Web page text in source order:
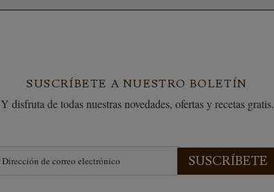
SUSCRÍBETE A NUESTRO BOLETÍN
Y disfruta de todas nuestras novedades, ofertas y recetas gratis.
SUSCRÍBETE